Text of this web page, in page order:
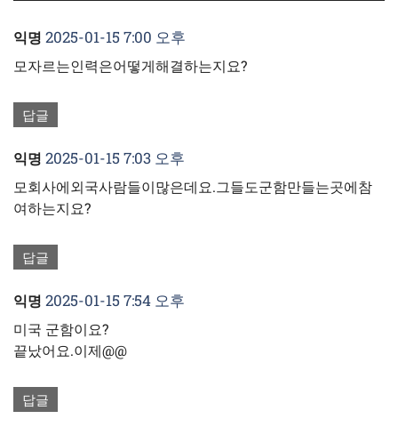
익명 2025-01-15 7:00 오후
모자르는인력은어떻게해결하는지요?
답글
익명 2025-01-15 7:03 오후
모회사에외국사람들이많은데요.그들도군함만들는곳에참
여하는지요?
답글
익명 2025-01-15 7:54 오후
미국 군함이요?
끝났어요.이제@@
답글